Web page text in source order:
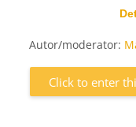
Autor/moderator:
Click to enter